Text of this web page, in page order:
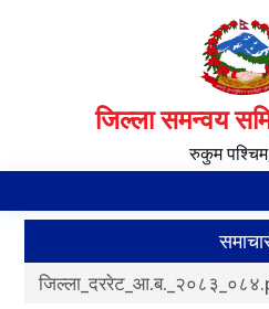
जिल्ला समन्वय
रुकुम